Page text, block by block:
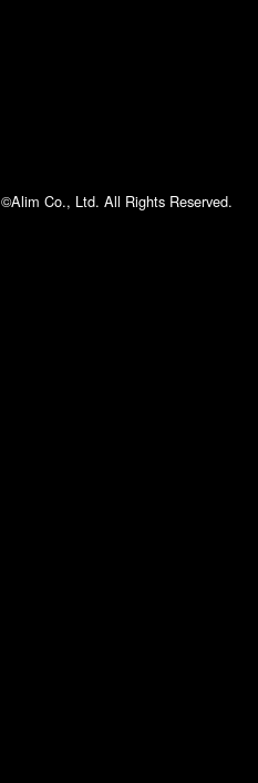
©Alim Co., Ltd. All Rights Reserved.